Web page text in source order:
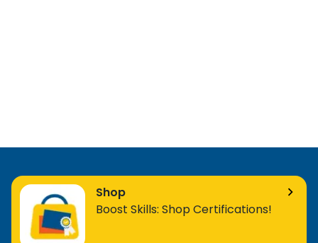
Shop
Boost Skills: Shop Certifications!